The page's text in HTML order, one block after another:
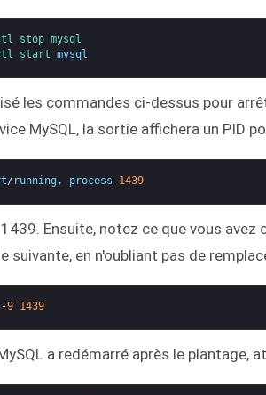
stop mysql
start mysql
les commandes ci-dessus pour
MySQL, la sortie affichera un PID
/ running , process 1439
Ensuite, notez ce que vous
suivante, en n'oubliant pas de
-9 1439
a redémarré après le